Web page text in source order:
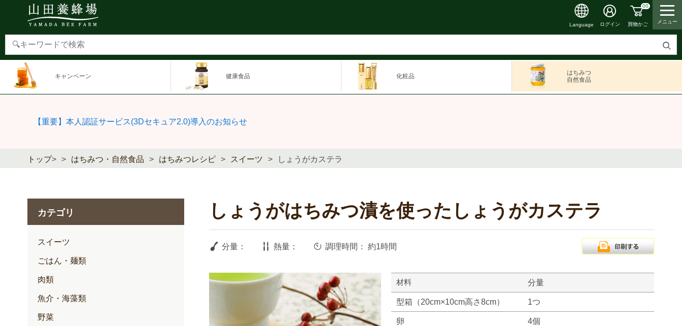
検
Language ログイン
00
買物かご メニュー
キャンペーン 健康食品 化粧品
はちみつ
自然食品
【重要】本人認証サービス(3Dセキュア2.0)導入のお知らせ
トップ> はちみつ・自然食品 はちみつレシピ スイーツ しょうがカステラ
しょうがはちみつ漬を使ったしょうがカステラ
分量： 熱量： 調理時間： 約1時間
材料 分量
型箱（20cm×10cm高さ8cm） 1つ
卵 4個
カテゴリ
スイーツ
ごはん・麺類
肉類
魚介・海藻類
野菜